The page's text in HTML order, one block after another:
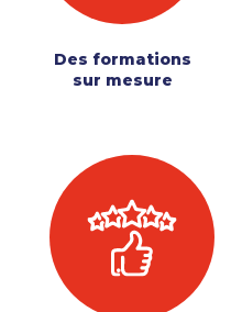
Des formations
sur mesure